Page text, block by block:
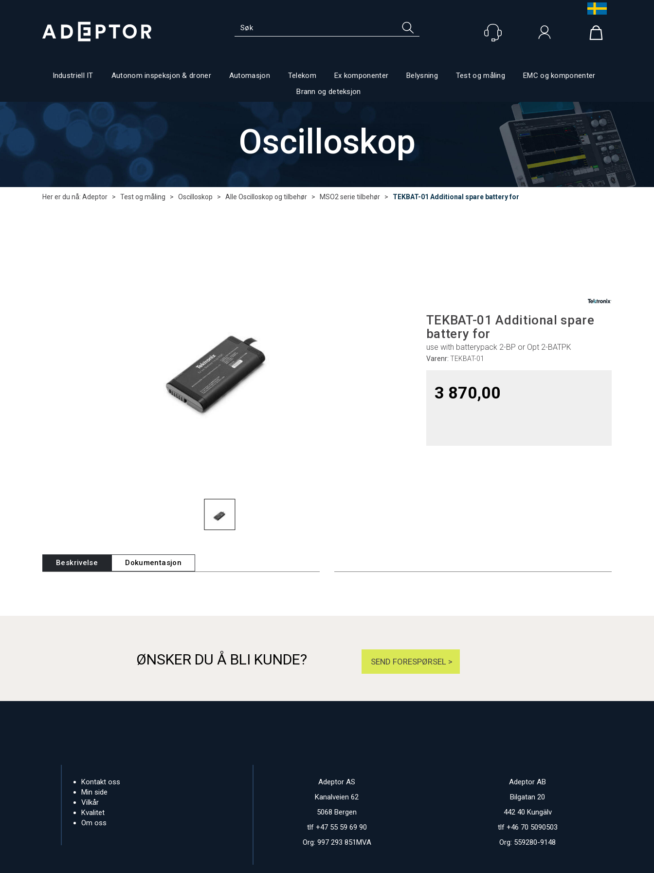
Industriell IT Autonom inspeksjon & droner Automasjon Telekom Ex komponenter Belysning Test og måling
EMC og komponenter
Brann og deteksjon
Oscilloskop
Her er du nå: Adeptor > Test og måling > Oscilloskop > Alle Oscilloskop og tilbehør > MSO2 serie tilbehør > TEKBAT-01 Additional spare battery for
TEKBAT-01 Additional spare
battery for
use with batterypack 2-BP or Opt 2-BATPK
Varenr: TEKBAT-01
3 870,00
Beskrivelse Dokumentasjon
ØNSKER DU Å BLI KUNDE? SEND FORESPØRSEL >
Kontakt oss
Min side
Vilkår
Kvalitet
Om oss
Adeptor AS
Kanalveien 62
5068 Bergen
tlf +47 55 59 69 90
Org: 997 293 851MVA
Adeptor AB
Bilgatan 20
442 40 Kungälv
tlf +46 70 5090503
Org: 559280-9148